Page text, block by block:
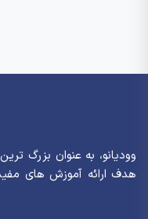
وودیانو، به عنوان بزرگ
هدف ارائه آموزش های